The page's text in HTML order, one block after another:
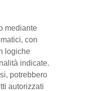
mediante
con
logiche
indicate.
potrebbero
autorizzati